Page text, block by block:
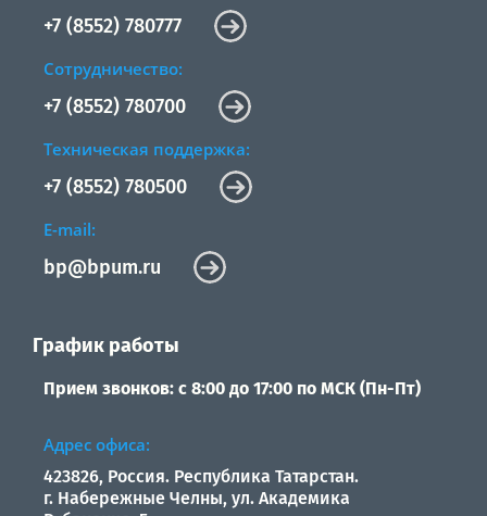
+7 (8552) 780777
Сотрудничество:
+7 (8552) 780700
Техническая поддержка:
+7 (8552) 780500
E-mail:
bp@bpum.ru
График работы
Прием звонков: с 8:00 до 17:00 по МСК (Пн-Пт)
Адрес офиса:
423826, Россия. Республика Татарстан.
г. Набережные Челны, ул. Академика